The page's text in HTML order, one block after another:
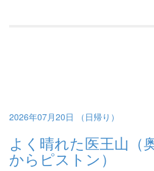
2026年07月20日 （日帰り）
よく晴れた医王山（
からピストン）